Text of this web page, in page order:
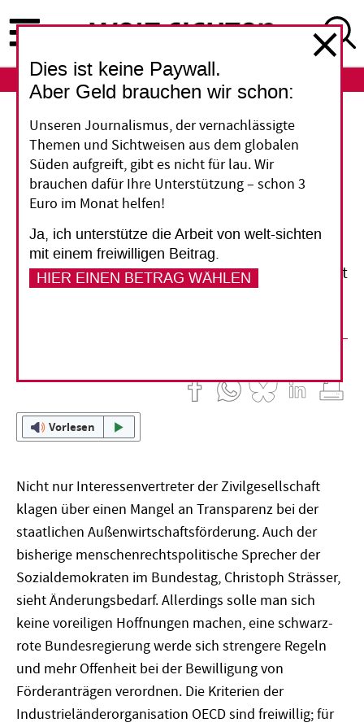
zum
Inhalt
ABO
NGO fordern mehr Transparenz bei
Exportkrediten
Die staatliche Außenwirtschaftsförderung für
deutsche Unternehmen ist eine „Blackbox“. Wer
wissen will, ob und mit welchem Ergebnis von
der Bundesregierung geförderte Geschäfte auf
ihre Umwelt- und Menschenrechtsverträglichkeit
Vorlesen
Nicht nur Interessenvertreter der Zivilgesellschaft
klagen über einen Mangel an Transparenz bei der
staatlichen Außenwirtschaftsförderung. Auch der
bisherige menschenrechtspolitische Sprecher der
Sozialdemokraten im Bundestag, Christoph Strässer,
sieht Änderungsbedarf. Allerdings solle man sich
keine voreiligen Hoffnungen machen, eine schwarz-
rote Bundesregierung werde sich strengere Regeln
und mehr Offenheit bei der Bewilligung von
Förderanträgen verordnen. Die Kriterien der
Industrieländerorganisation OECD sind freiwillig; für
Dies ist keine Paywall.
Aber Geld brauchen wir schon:
Unseren Journalismus, der vernachlässigte
Themen und Sichtweisen aus dem globalen
Süden aufgreift, gibt es nicht für lau. Wir
brauchen dafür Ihre Unterstützung – schon 3
Euro im Monat helfen!
Ja, ich unterstütze die Arbeit von welt-sichten
mit einem freiwilligen Beitrag.
HIER EINEN BETRAG WÄHLEN